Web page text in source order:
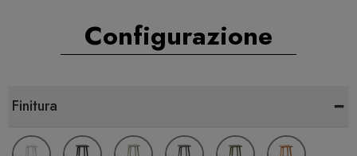
Configurazione
Finitura -